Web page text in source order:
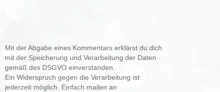
Mit der Abgabe eines Kommentars erklärst du dich
mit der Speicherung und Verarbeitung der Daten
gemäß des DSGVO einverstanden.
Ein Widerspruch gegen die Verarbeitung ist
jederzeit möglich. Einfach mailen an